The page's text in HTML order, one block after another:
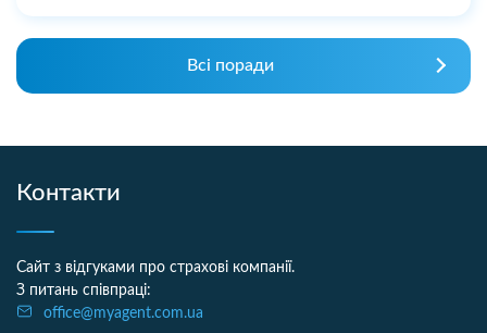
Всі поради
Контакти
Сайт з відгуками про страхові компанії.
З питань співпраці:
office@myagent.com.ua